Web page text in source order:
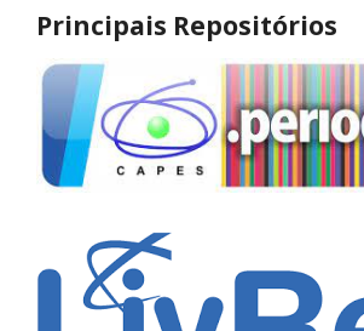
Principais Repositórios